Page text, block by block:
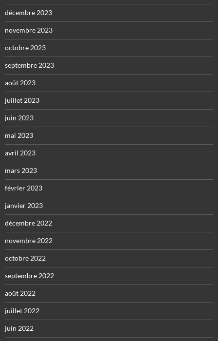
décembre 2023
novembre 2023
octobre 2023
septembre 2023
août 2023
juillet 2023
juin 2023
mai 2023
avril 2023
mars 2023
février 2023
janvier 2023
décembre 2022
novembre 2022
octobre 2022
septembre 2022
août 2022
juillet 2022
juin 2022